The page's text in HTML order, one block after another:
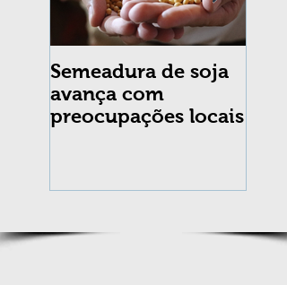
Semeadura de soja
avança com
preocupações locais